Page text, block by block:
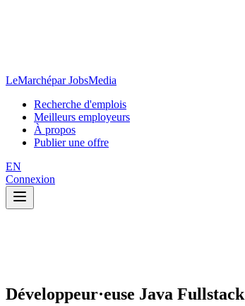
LeMarchépar JobsMedia
Recherche d'emplois
Meilleurs employeurs
À propos
Publier une offre
EN
Connexion
Développeur·euse Java Fullstack